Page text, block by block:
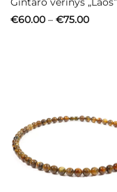
€60.00 – €75.00Price